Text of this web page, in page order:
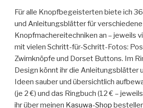
Für alle Knopfbegeisterten biete ich
und Anleitungsblätter für verschiedene
Knopfmachereitechniken an – jeweils
mit vielen Schritt-für-Schritt-Fotos:
Zwirnknöpfe und Dorset Buttons. Im
Design könnt ihr die Anleitungsblätter
Ideen sauber und übersichtlich
(je 2 €) und das Ringbuch (12 € –
ihr über meinen Kasuwa-Shop